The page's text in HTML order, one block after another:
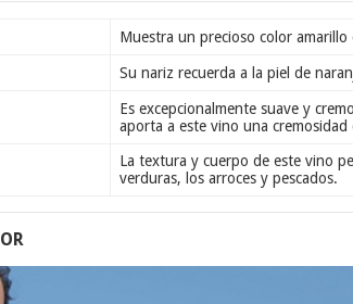
Muestra un precioso color
Su nariz recuerda a la piel de
Es excepcionalmente suave y
aporta a este vino una cremosidad
La textura y cuerpo de este vino
verduras, los arroces y pescados.